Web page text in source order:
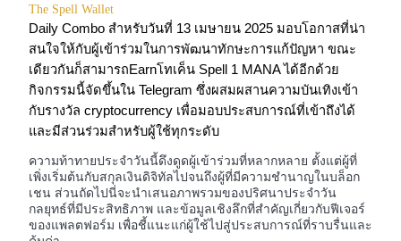
ฟิวเจอร์ส COIN-M
ฟิวเจอร์สสกุลเงินดิจิทัล
The Spell Wallet
Daily Combo สำหรับวันที่ 13 เมษายน 2025 มอบโอกาสที่น่า
สนใจให้กับผู้เข้าร่วมในการพัฒนาทักษะการแก้ปัญหา ขณะ
เดียวกันก็สามารถEarnโทเค็น Spell 1 MANA ได้อีกด้วย
กิจกรรมนี้จัดขึ้นใน Telegram ซึ่งผสมผสานความบันเทิงเข้า
กับรางวัล cryptocurrency เพื่อมอบประสบการณ์ที่เข้าถึงได้
และมีส่วนร่วมสำหรับผู้ใช้ทุกระดับ
ความท้าทายประจำวันนี้ดึงดูดผู้เข้าร่วมที่หลากหลาย ตั้งแต่ผู้ที่
เพิ่งเริ่มต้นกับสกุลเงินดิจิทัลไปจนถึงผู้ที่มีความชำนาญในบล็อก
เชน ส่วนถัดไปนี่จะนำเสนอภาพรวมของปริศนาประจำวัน
กลยุทธ์ที่มีประสิทธิภาพ และข้อมูลเชิงลึกที่สำคัญเกี่ยวกับฟีเจอร์
ของแพลตฟอร์ม เพื่อชี้แนะแก่ผู้ใช้ไปสู่ประสบการณ์ที่ราบรื่นและ